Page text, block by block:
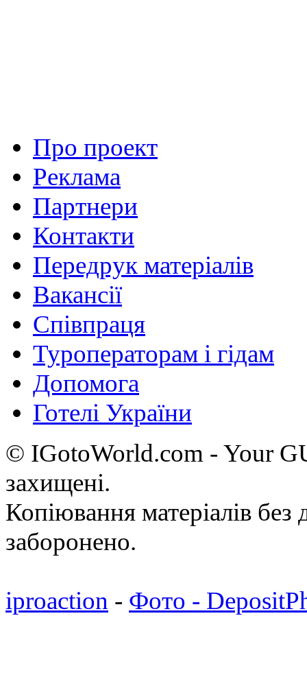
Про проект
Реклама
Партнери
Контакти
Передрук матеріалів
Вакансії
Співпраця
Туроператорам і гідам
Допомога
Готелі України
© IGotoWorld.com - Your
захищені.
Копіювання матеріалів без
заборонено.
iproaction - Фото -